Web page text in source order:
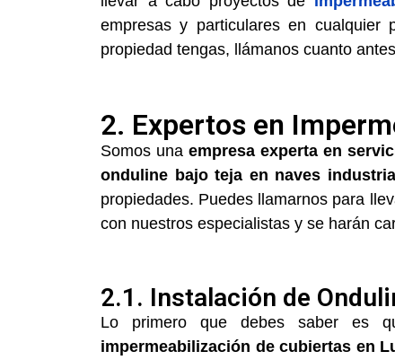
empresas y particulares en
propiedad tengas, llámanos cuanto
2. Expertos en
Somos unaempresa experta en
onduline bajo teja en naves
propiedades. Puedes llamarnos para
con nuestros especialistas y se harán
2.1. Instalación de
Lo primero que debes saber es
impermeabilización de cubiertas en